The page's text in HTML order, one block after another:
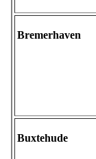
Bremerhaven
Buxtehude